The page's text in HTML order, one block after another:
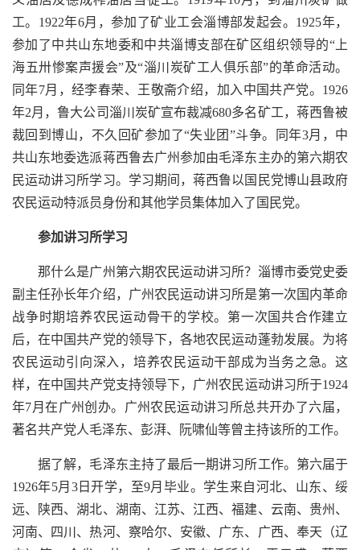
工。1922年6月，参加了矿业工会淄博部发起会。1925年，
参加了中共山东地委和中共淄博支部在矿区组织领导的“上
海五卅惨案声援会”及“淄川炭矿工人俱乐部”的革命活动。
同年7月，经李春荣、王敬斋介绍，加入中国共产党。1926
年2月，鲁大公司淄川炭矿宣布裁减680多名矿工，蒋西鲁被
裁回到博山，不久回矿参加了“失业团”斗争。同年3月，中
共山东地委选派蒋西鲁去广州参加由毛泽东主办的第六期农
民运动讲习所学习。学习期间，蒋西鲁以国民党博山县政府
农民运动特派员身份和其他学员集体加入了国民党。
参加讲习所学习
那什么是广州第六期农民运动讲习所？淄博市委党史委
副主任孙长年介绍，广州农民运动讲习所是第一次国内革命
战争时期培养农民运动骨干的学校。第一次国共合作建立
后，在中国共产党的领导下，各地农民运动蓬勃发展。为将
农民运动引向深入，培养农民运动干部成为当务之急。这
样，在中国共产党支持领导下，广州农民运动讲习所于1924
年7月在广州创办。广州农民运动讲习所总共开办了六届，
著名共产党人毛泽东、彭湃、阮啸仙等曾主持该所的工作。
据了解，毛泽东主持了最后一期讲习所工作。第六届于
1926年5月3日开学，至9月毕业。学生来自河北、山东、绥
远、陕西、湖北、湖南、江苏、江西、福建、云南、贵州、
河南、四川、热河、察哈尔、安徽、广东、广西、奉天（辽